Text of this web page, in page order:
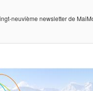
neuvième newsletter de